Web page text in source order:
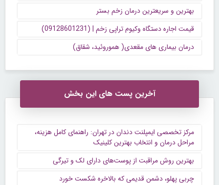
بهترین و سریعترین درمان زخم بستر
قیمت اجاره دستگاه وکیوم تراپی زخم | (09128601231)
درمان بیماری های مقعدی( هموروئید، شقاق)
آخرین پست های این بخش
مرکز تخصصی ایمپلنت دندان در تهران: راهنمای کامل هزینه،
مراحل درمان و انتخاب بهترین کلینیک
بهترین روش مراقبت از پوست‌های دارای لک و تیرگی
چربی پهلو، دشمن قدیمی که بالاخره شکست خورد